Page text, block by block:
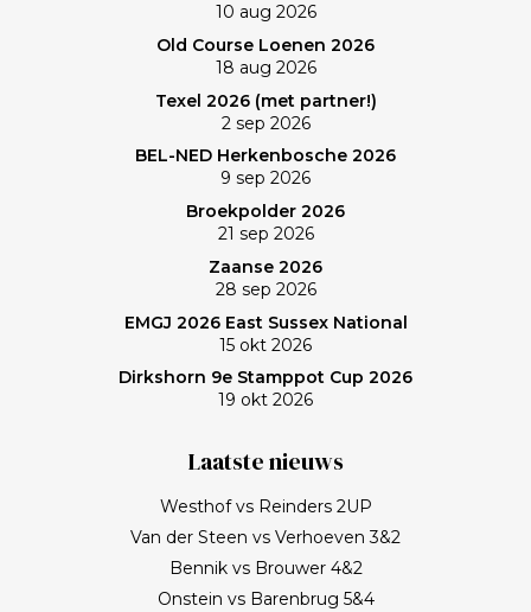
10 aug 2026
Old Course Loenen 2026
18 aug 2026
Texel 2026 (met partner!)
2 sep 2026
BEL-NED Herkenbosche 2026
9 sep 2026
Broekpolder 2026
21 sep 2026
Zaanse 2026
28 sep 2026
EMGJ 2026 East Sussex National
15 okt 2026
Dirkshorn 9e Stamppot Cup 2026
19 okt 2026
Laatste nieuws
Westhof vs Reinders 2UP
Van der Steen vs Verhoeven 3&2
Bennik vs Brouwer 4&2
Onstein vs Barenbrug 5&4